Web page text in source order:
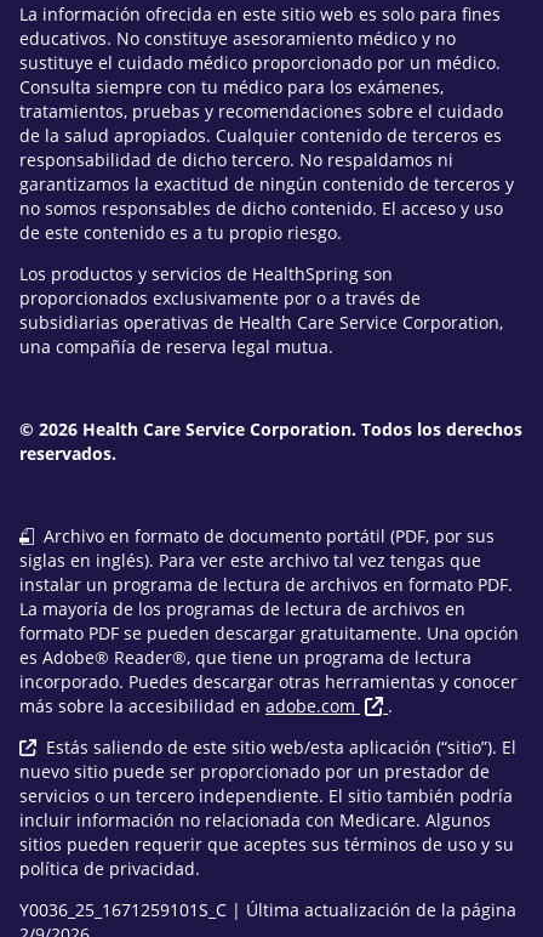
La información ofrecida en este sitio web es solo para fines
educativos. No constituye asesoramiento médico y no
sustituye el cuidado médico proporcionado por un médico.
Consulta siempre con tu médico para los exámenes,
tratamientos, pruebas y recomendaciones sobre el cuidado
de la salud apropiados. Cualquier contenido de terceros es
responsabilidad de dicho tercero. No respaldamos ni
garantizamos la exactitud de ningún contenido de terceros y
no somos responsables de dicho contenido. El acceso y uso
de este contenido es a tu propio riesgo.
Los productos y servicios de HealthSpring son
proporcionados exclusivamente por o a través de
subsidiarias operativas de Health Care Service Corporation,
una compañía de reserva legal mutua.
© 2026 Health Care Service Corporation. Todos los derechos
reservados.
Archivo en formato de documento portátil (PDF, por sus
siglas en inglés). Para ver este archivo tal vez tengas que
instalar un programa de lectura de archivos en formato PDF.
La mayoría de los programas de lectura de archivos en
formato PDF se pueden descargar gratuitamente. Una opción
es Adobe® Reader®, que tiene un programa de lectura
incorporado. Puedes descargar otras herramientas y conocer
más sobre la accesibilidad en adobe.com
.
Estás saliendo de este sitio web/esta aplicación (“sitio”). El
nuevo sitio puede ser proporcionado por un prestador de
servicios o un tercero independiente. El sitio también podría
incluir información no relacionada con Medicare. Algunos
sitios pueden requerir que aceptes sus términos de uso y su
política de privacidad.
Y0036_25_1671259101S_C | Última actualización de la página